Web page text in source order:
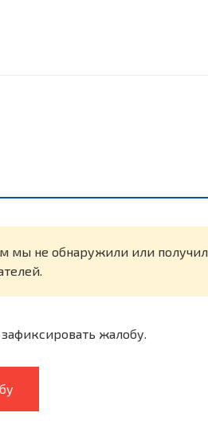
мы не обнаружили или
жалобу.